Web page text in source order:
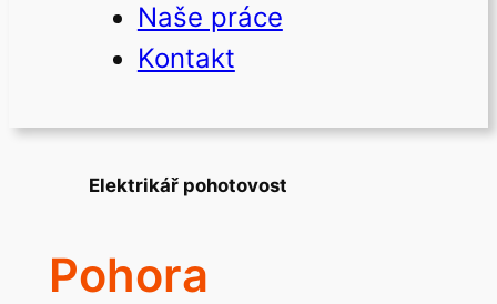
Naše práce
Kontakt
Elektrikář pohotovost
Pohora